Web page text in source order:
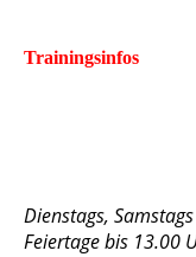
Trainingsinfos
Dienstags,
Feiertage bis 13.00